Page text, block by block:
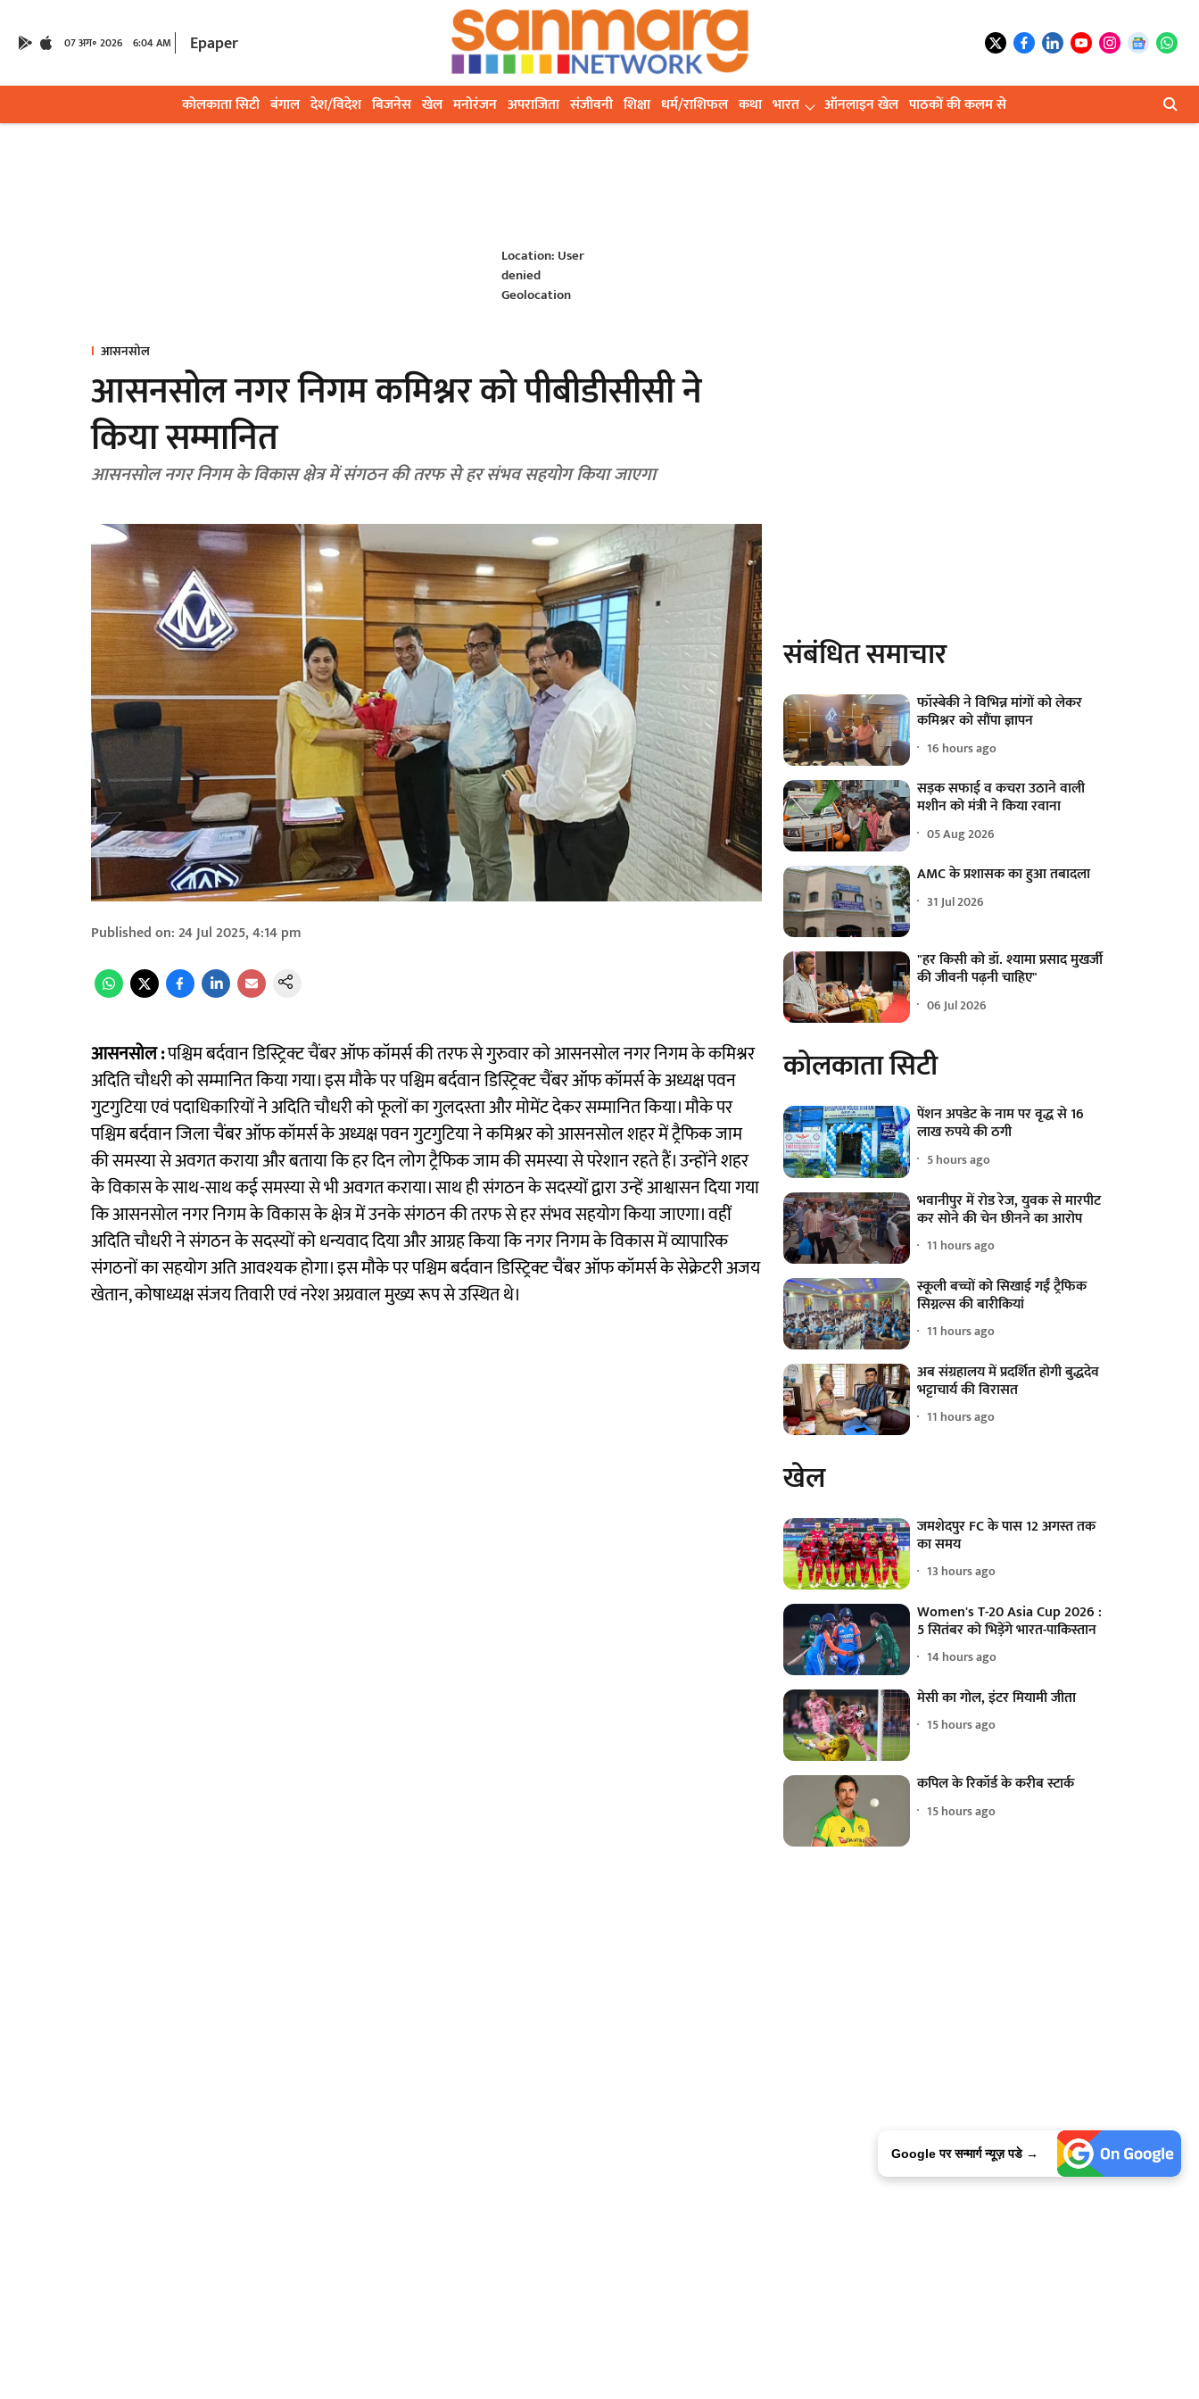
07 अग॰ 2026 6:04 AM Epaper
कोलकाता सिटी बंगाल देश/विदेश बिजनेस खेल मनोरंजन अपराजिता संजीवनी शिक्षा धर्म/राशिफल कथा भारत ऑनलाइन खेल पाठकों की कलम से
Location: User
denied
Geolocation
आसनसोल
आसनसोल नगर निगम कमिश्नर को पीबीडीसीसी ने
किया सम्मानित
आसनसोल नगर निगम के विकास क्षेत्र में संगठन की तरफ से हर संभव सहयोग किया जाएगा
Published on:24 Jul 2025, 4:14 pm
आसनसोल :पश्चिम बर्दवान डिस्ट्रिक्ट चैंबर ऑफ कॉमर्स की तरफ से गुरुवार को आसनसोल नगर निगम के कमिश्नर
अदिति चौधरी को सम्मानित किया गया। इस मौके पर पश्चिम बर्दवान डिस्ट्रिक्ट चैंबर ऑफ कॉमर्स के अध्यक्ष पवन
गुटगुटिया एवं पदाधिकारियों ने अदिति चौधरी को फूलों का गुलदस्ता और मोमेंट देकर सम्मानित किया। मौके पर
पश्चिम बर्दवान जिला चैंबर ऑफ कॉमर्स के अध्यक्ष पवन गुटगुटिया ने कमिश्नर को आसनसोल शहर में ट्रैफिक जाम
की समस्या से अवगत कराया और बताया कि हर दिन लोग ट्रैफिक जाम की समस्या से परेशान रहते हैं। उन्होंने शहर
के विकास के साथ-साथ कई समस्या से भी अवगत कराया। साथ ही संगठन के सदस्यों द्वारा उन्हें आश्वासन दिया गया
कि आसनसोल नगर निगम के विकास के क्षेत्र में उनके संगठन की तरफ से हर संभव सहयोग किया जाएगा। वहीं
अदिति चौधरी ने संगठन के सदस्यों को धन्यवाद दिया और आग्रह किया कि नगर निगम के विकास में व्यापारिक
संगठनों का सहयोग अति आवश्यक होगा। इस मौके पर पश्चिम बर्दवान डिस्ट्रिक्ट चैंबर ऑफ कॉमर्स के सेक्रेटरी अजय
खेतान, कोषाध्यक्ष संजय तिवारी एवं नरेश अग्रवाल मुख्य रूप से उस्थित थे।
संबंधित समाचार
फॉस्बेकी ने विभिन्न मांगों को लेकर
कमिश्नर को सौंपा ज्ञापन
16 hours ago
सड़क सफाई व कचरा उठाने वाली
मशीन को मंत्री ने किया रवाना
05 Aug 2026
AMC के प्रशासक का हुआ तबादला
31 Jul 2026
"हर किसी को डॉ. श्यामा प्रसाद मुखर्जी
की जीवनी पढ़नी चाहिए"
06 Jul 2026
कोलकाता सिटी
पेंशन अपडेट के नाम पर वृद्ध से 16
लाख रुपये की ठगी
5 hours ago
भवानीपुर में रोड रेज, युवक से मारपीट
कर सोने की चेन छीनने का आरोप
11 hours ago
स्कूली बच्चों को सिखाई गईं ट्रैफिक
सिग्नल्स की बारीकियां
11 hours ago
अब संग्रहालय में प्रदर्शित होगी बुद्धदेव
भट्टाचार्य की विरासत
11 hours ago
खेल
जमशेदपुर FC के पास 12 अगस्त तक
का समय
13 hours ago
Women's T-20 Asia Cup 2026 :
5 सितंबर को भिड़ेंगे भारत-पाकिस्तान
14 hours ago
मेसी का गोल, इंटर मियामी जीता
15 hours ago
कपिल के रिकॉर्ड के करीब स्टार्क
15 hours ago
Google पर सन्मार्ग न्यूज़ पडे →